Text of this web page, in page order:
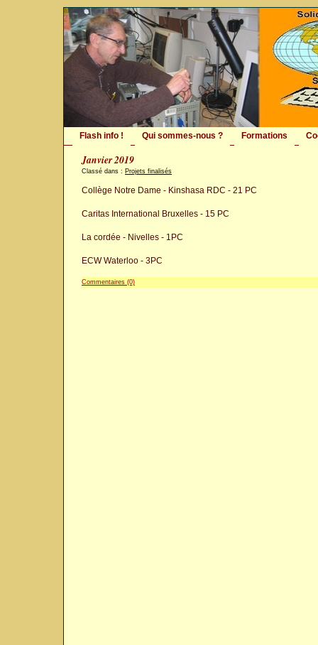
Flash info ! Qui sommes-nous ? Formations
Janvier 2019
Classé dans : Projets finalisés
Collège Notre Dame - Kinshasa RDC - 21 PC
Caritas International Bruxelles - 15 PC
La cordée - Nivelles - 1PC
ECW Waterloo - 3PC
Commentaires (0)